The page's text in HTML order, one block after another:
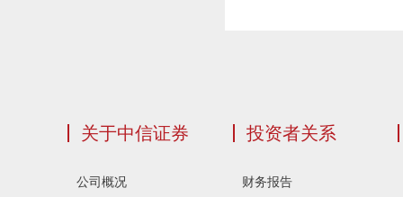
关于中信证券
公司概况
投资者关系
财务报告